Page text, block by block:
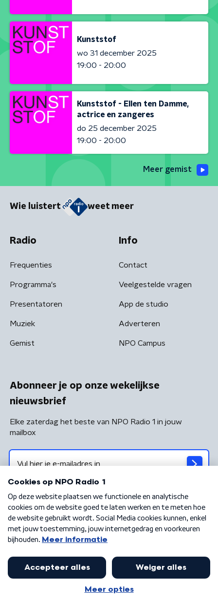
Kunststof
wo 31 december 2025
19:00 - 20:00
Kunststof - Ellen ten Damme,
actrice en zangeres
do 25 december 2025
19:00 - 20:00
Meer gemist
Wie luistert weet meer
Radio
Frequenties
Programma's
Presentatoren
Muziek
Gemist
Info
Contact
Veelgestelde vragen
App de studio
Adverteren
NPO Campus
Abonneer je op onze wekelijkse
nieuwsbrief
Elke zaterdag het beste van NPO Radio 1 in jouw
mailbox
Algemene voorwaarden